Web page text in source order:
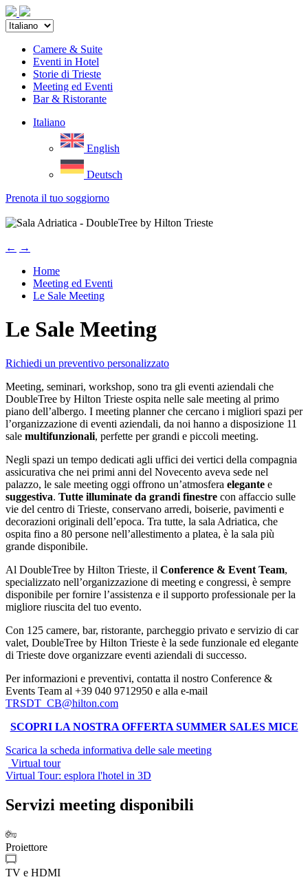
Camere & Suite
Eventi in Hotel
Storie di Trieste
Meeting ed Eventi
Bar & Ristorante
Italiano
English
Deutsch
Prenota il tuo soggiorno
← →
Home
Meeting ed Eventi
Le Sale Meeting
Le Sale Meeting
Richiedi un preventivo personalizzato
Meeting, seminari, workshop, sono tra gli eventi aziendali che
DoubleTree by Hilton Trieste ospita nelle sale meeting al primo
piano dell’albergo. I meeting planner che cercano i migliori spazi per
l’organizzazione di eventi aziendali, da noi hanno a disposizione 11
sale multifunzionali, perfette per grandi e piccoli meeting.
Negli spazi un tempo dedicati agli uffici dei vertici della compagnia
assicurativa che nei primi anni del Novecento aveva sede nel
palazzo, le sale meeting oggi offrono un’atmosfera elegante e
suggestiva. Tutte illuminate da grandi finestre con affaccio sulle
vie del centro di Trieste, conservano arredi, boiserie, pavimenti e
decorazioni originali dell’epoca. Tra tutte, la sala Adriatica, che
ospita fino a 80 persone nell’allestimento a platea, è la sala più
grande disponibile.
Al DoubleTree by Hilton Trieste, il Conference & Event Team,
specializzato nell’organizzazione di meeting e congressi, è sempre
disponibile per fornire l’assistenza e il supporto professionale per la
migliore riuscita del tuo evento.
Con 125 camere, bar, ristorante, parcheggio privato e servizio di car
valet, DoubleTree by Hilton Trieste è la sede funzionale ed elegante
di Trieste dove organizzare eventi aziendali di successo.
Per informazioni e preventivi, contatta il nostro Conference &
Events Team al +39 040 9712950 e alla e-mail
TRSDT_CB@hilton.com
SCOPRI LA NOSTRA OFFERTA SUMMER SALES MICE
Scarica la scheda informativa delle sale meeting
Virtual tour
Virtual Tour: esplora l'hotel in 3D
Servizi meeting disponibili
Proiettore
TV e HDMI